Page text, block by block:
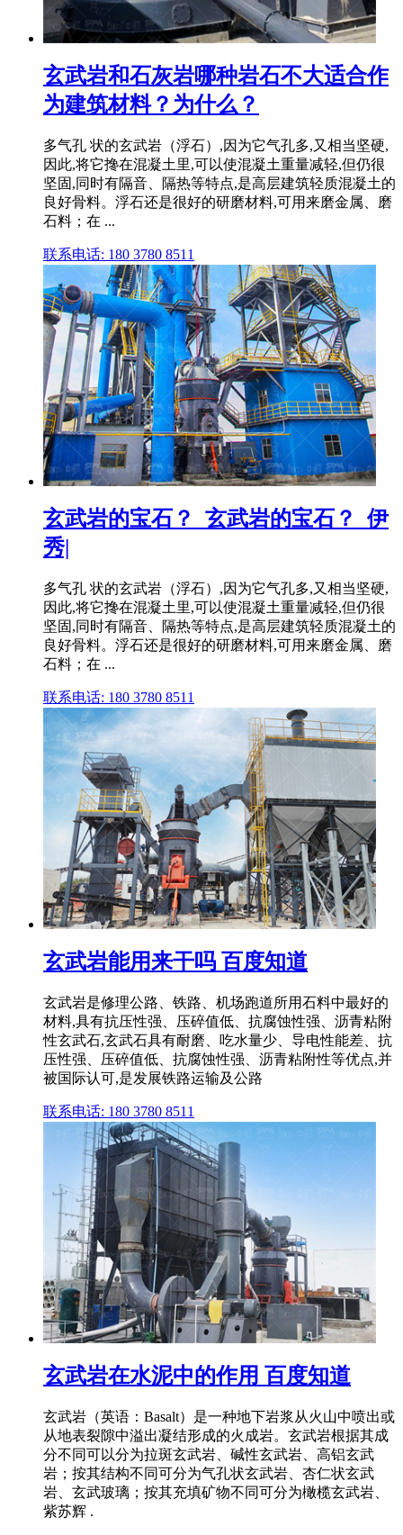
玄武岩和石灰岩哪种岩石不大适合作
为建筑材料？为什么？
多气孔 状的玄武岩（浮石）,因为它气孔多,又相当坚硬,
因此,将它搀在混凝土里,可以使混凝土重量减轻,但仍很
坚固,同时有隔音、隔热等特点,是高层建筑轻质混凝土的
良好骨料。浮石还是很好的研磨材料,可用来磨金属、磨
石料；在 ...
联系电话: 180 3780 8511
玄武岩的宝石？_玄武岩的宝石？_伊
秀|
多气孔 状的玄武岩（浮石）,因为它气孔多,又相当坚硬,
因此,将它搀在混凝土里,可以使混凝土重量减轻,但仍很
坚固,同时有隔音、隔热等特点,是高层建筑轻质混凝土的
良好骨料。浮石还是很好的研磨材料,可用来磨金属、磨
石料；在 ...
联系电话: 180 3780 8511
玄武岩能用来干吗 百度知道
玄武岩是修理公路、铁路、机场跑道所用石料中最好的
材料,具有抗压性强、压碎值低、抗腐蚀性强、沥青粘附
性玄武石,玄武石具有耐磨、吃水量少、导电性能差、抗
压性强、压碎值低、抗腐蚀性强、沥青粘附性等优点,并
被国际认可,是发展铁路运输及公路
联系电话: 180 3780 8511
玄武岩在水泥中的作用 百度知道
玄武岩（英语：Basalt）是一种地下岩浆从火山中喷出或
从地表裂隙中溢出凝结形成的火成岩。玄武岩根据其成
分不同可以分为拉斑玄武岩、碱性玄武岩、高铝玄武
岩；按其结构不同可分为气孔状玄武岩、杏仁状玄武
岩、玄武玻璃；按其充填矿物不同可分为橄榄玄武岩、
紫苏辉 .